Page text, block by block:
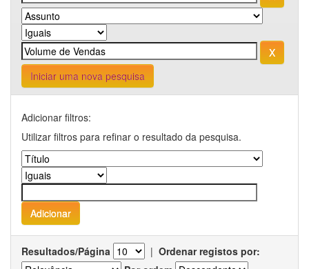
Iniciar uma nova pesquisa
Adicionar filtros:
Utilizar filtros para refinar o resultado da pesquisa.
Resultados/Página | Ordenar registos por: